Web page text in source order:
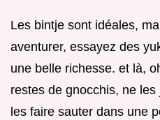
Les bintje sont idéales,
aventurer, essayez des
une belle richesse. et là,
restes de gnocchis, ne
les faire sauter dans une